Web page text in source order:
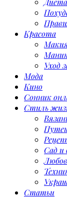
Красота
Уход
Мода
Кино
Сонник
Стиль
Сад и
Статьи